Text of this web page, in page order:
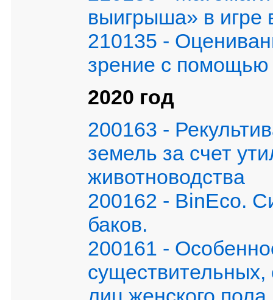
выигрыша» в игре
210135 -
зрение с помощью
2020 год
200163 -
земель за счет
животноводства
200162 - BinEco.
баков.
200161 -